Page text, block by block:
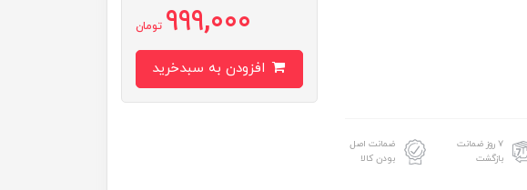
۷ روز ضمانت
بازگشت
ضمانت اصل
بودن کالا
999,000 تومان